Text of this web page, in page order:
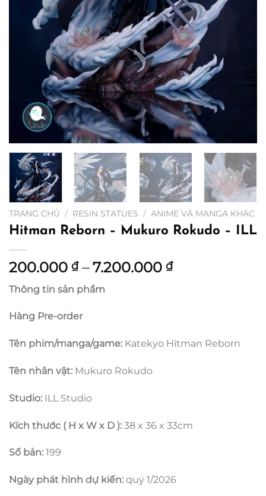
TRANG CHỦ / RESIN STATUES / ANIME VÀ MANGA KHÁC
Hitman Reborn – Mukuro Rokudo – ILL
200.000 ₫ – 7.200.000 ₫Khoảng
7.200.000 ₫
Thông tin sản phẩm
Hàng Pre-order
Tên phim/manga/game: Katekyo Hitman Reborn
Tên nhân vật: Mukuro Rokudo
Studio: ILL Studio
Kích thước ( H x W x D ): 38 x 36 x 33cm
Số bản: 199
Ngày phát hình dự kiến: quý 1/2026